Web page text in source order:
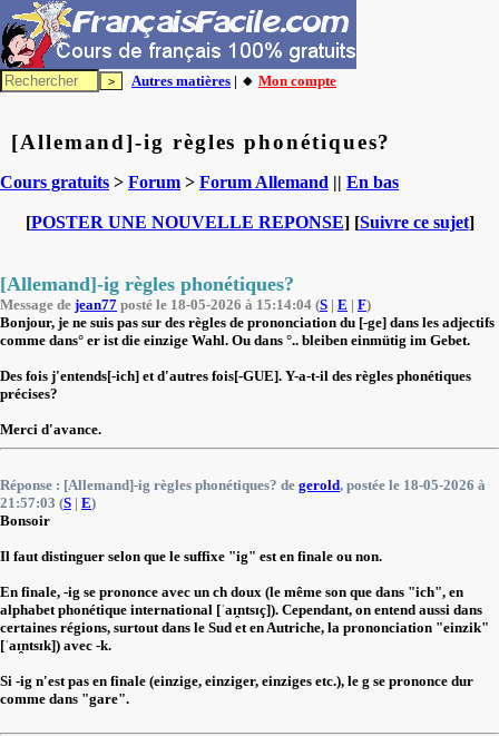
Autres matières | 🔸 Mon compte
[Allemand]-ig règles phonétiques?
Cours gratuits > Forum > Forum Allemand || En bas
[POSTER UNE NOUVELLE REPONSE] [Suivre ce sujet]
[Allemand]-ig règles phonétiques?
Message de jean77 posté le 18-05-2026 à 15:14:04 (S | E | F)
Bonjour, je ne suis pas sur des règles de prononciation du [-ge] dans les adjectifs
comme dans° er ist die einzige Wahl. Ou dans °.. bleiben einmütig im Gebet.
Des fois j'entends[-ich] et d'autres fois[-GUE]. Y-a-t-il des règles phonétiques
précises?
Merci d'avance.
Réponse : [Allemand]-ig règles phonétiques? de gerold, postée le 18-05-2026 à
21:57:03 (S | E)
Bonsoir
Il faut distinguer selon que le suffixe "ig" est en finale ou non.
En finale, -ig se prononce avec un ch doux (le même son que dans "ich", en
alphabet phonétique international [ˈaɪ̯ntsɪç]). Cependant, on entend aussi dans
certaines régions, surtout dans le Sud et en Autriche, la prononciation "einzik"
[ˈaɪ̯ntsɪk]) avec -k.
Si -ig n'est pas en finale (einzige, einziger, einziges etc.), le g se prononce dur
comme dans "gare".